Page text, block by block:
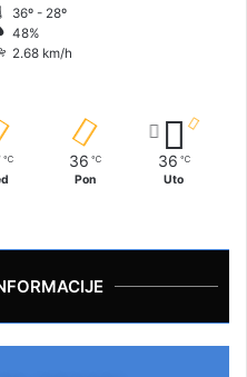
36º - 28º
48%
2.68 km/h
℃ 36 ℃
Pon
36 ℃
Uto